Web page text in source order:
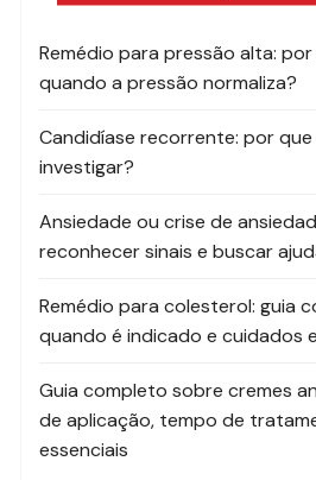
Remédio para pressão alta:
quando a pressão normaliza?
Candidíase recorrente: por
investigar?
Ansiedade ou crise de
reconhecer sinais e buscar
Remédio para colesterol: guia
quando é indicado e cuidados
Guia completo sobre cremes
de aplicação, tempo de
essenciais